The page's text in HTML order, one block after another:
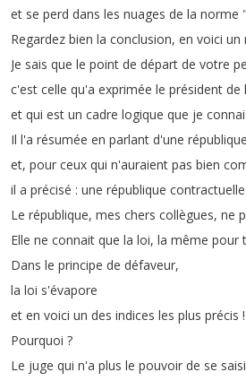
et se perd dans les nuages de la norme "
Regardez bien la conclusion, en voici un
Je sais que le point de départ de votre
c'est celle qu'a exprimée le président de
et qui est un cadre logique que je
Il l'a résumée en parlant d'une république
et, pour ceux qui n'auraient pas bien
il a précisé : une république contractuelle
Le république, mes chers collègues, ne
Elle ne connait que la loi, la même pour
Dans le principe de défaveur,
la loi s'évapore
et en voici un des indices les plus précis !
Pourquoi ?
Le juge qui n'a plus le pouvoir de se